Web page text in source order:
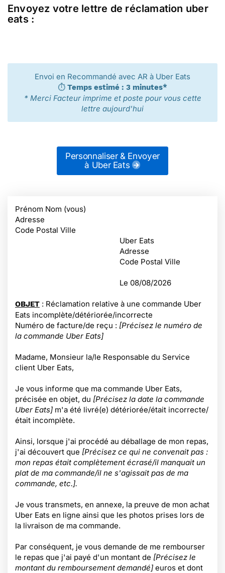
Envoyez votre lettre de réclamation uber
eats :
Envoi en Recommandé avec AR à Uber Eats
⏱️ Temps estimé : 3 minutes*
* Merci Facteur imprime et poste pour vous cette
lettre aujourd'hui
Personnaliser & Envoyer
à Uber Eats
Prénom Nom (vous)
Adresse
Code Postal Ville
Uber Eats
Adresse
Code Postal Ville
Le 08/08/2026
OBJET : Réclamation relative à une commande Uber
Eats incomplète/détériorée/incorrecte
Numéro de facture/de reçu : [Précisez le numéro de
la commande Uber Eats]
Madame, Monsieur la/le Responsable du Service
client Uber Eats,
Je vous informe que ma commande Uber Eats,
précisée en objet, du [Précisez la date la commande
Uber Eats] m'a été livré(e) détériorée/était incorrecte/
était incomplète.
Ainsi, lorsque j'ai procédé au déballage de mon repas,
j'ai découvert que [Précisez ce qui ne convenait pas :
mon repas était complètement écrasé/il manquait un
plat de ma commande/il ne s'agissait pas de ma
commande, etc.].
Je vous transmets, en annexe, la preuve de mon achat
Uber Eats en ligne ainsi que les photos prises lors de
la livraison de ma commande.
Par conséquent, je vous demande de me rembourser
le repas que j'ai payé d'un montant de [Précisez le
montant du remboursement demandé] euros et dont